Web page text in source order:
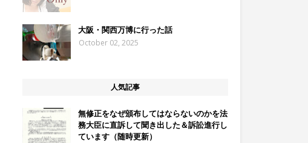
大阪・関西万博に行った話
October 02, 2025
人気記事
無修正をなぜ頒布してはならないのかを法
務大臣に直訴して聞き出した＆訴訟進行し
ています（随時更新）